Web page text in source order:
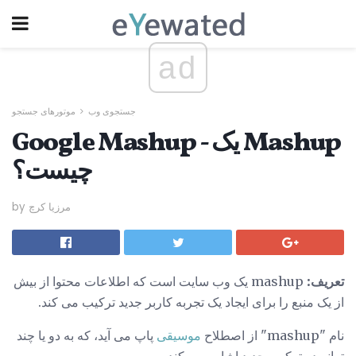
ad
جستجوی وب موتورهای جستجو
Google Mashup - یک Mashup
چیست؟
by مرزیا کرچ
تعریف:
mashup یک وب سایت است که اطلاعات محتوا از بیش
از یک منبع را برای ایجاد یک تجربه کاربر جدید ترکیب می کند.
نام "mashup" از اصطلاح موسیقی پاپ می آید، که به دو یا چند